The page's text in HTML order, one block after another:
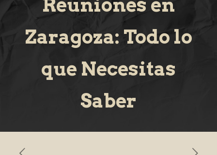
Reuniones en
Zaragoza: Todo lo
que Necesitas
Saber